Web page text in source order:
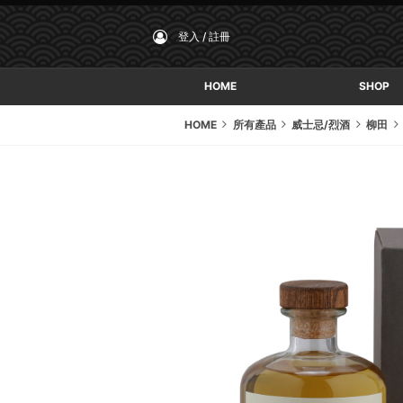
登入 / 註冊
HOME SHOP
HOME 所有產品 威士忌/烈酒 柳田